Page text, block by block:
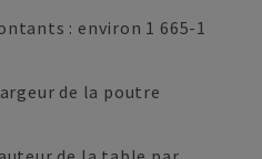
: environ 1 665-1
de la poutre